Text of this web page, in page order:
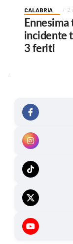
CALABRIA 2
Ennesima
incidente
3 feriti